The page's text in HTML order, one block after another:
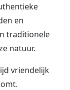
en
traditionele
natuur.
vriendelijk